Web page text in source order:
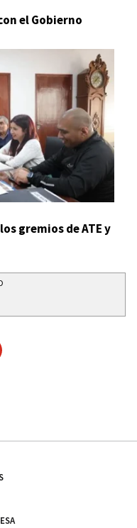
el Gobierno
gremios de ATE y